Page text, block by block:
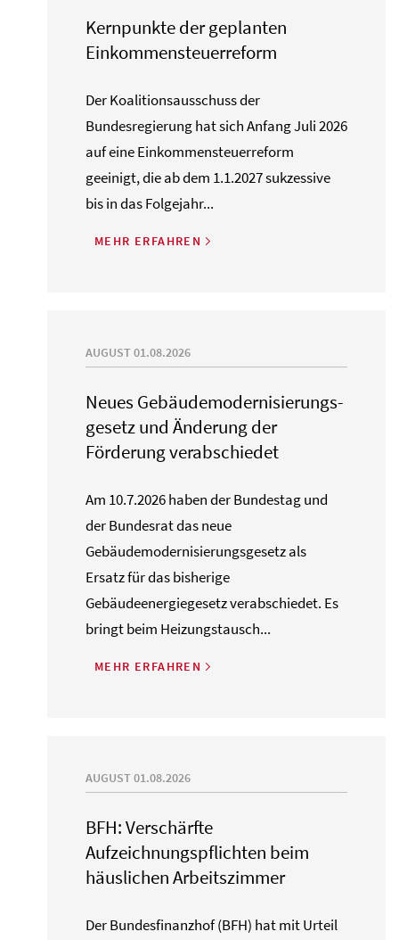
Kernpunkte der geplanten
Einkommensteuerreform
Der Koalitionsausschuss der
Bundesregierung hat sich Anfang Juli 2026
auf eine Einkommensteuerreform
geeinigt, die ab dem 1.1.2027 sukzessive
bis in das Folgejahr...
MEHR ERFAHREN
AUGUST 01.08.2026
Neues Gebäude­moderni­sierungs­
gesetz und Änderung der
Förderung verabschiedet
Am 10.7.2026 haben der Bundestag und
der Bundesrat das neue
Gebäudemodernisierungsgesetz als
Ersatz für das bisherige
Gebäudeenergiegesetz verabschiedet. Es
bringt beim Heizungstausch...
MEHR ERFAHREN
AUGUST 01.08.2026
BFH: Verschärfte
Aufzeichnungspflichten beim
häuslichen Arbeitszimmer
Der Bundesfinanzhof (BFH) hat mit Urteil